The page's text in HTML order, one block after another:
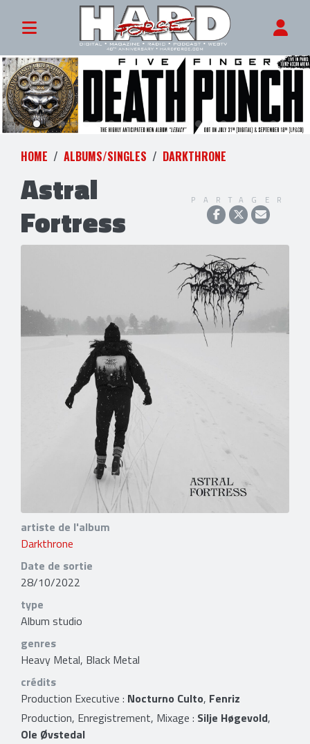
HOME ALBUMS/SINGLES DARKTHRONE
Astral
Fortress
PARTAGER
artiste de l'album
Darkthrone
Date de sortie
28/10/2022
type
Album studio
genres
Heavy Metal, Black Metal
crédits
Production Executive : Nocturno Culto, Fenriz
Production, Enregistrement, Mixage : Silje Høgevold,
Ole Øvstedal